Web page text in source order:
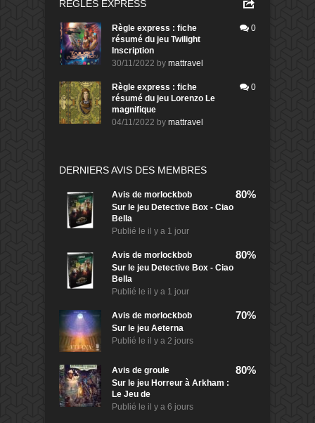
RÈGLES EXPRESS
Règle express : fiche
résumé du jeu Twilight
Inscription
30/11/2022 by mattravel
0
Règle express : fiche
résumé du jeu Lorenzo Le
magnifique
04/11/2022 by mattravel
0
DERNIERS AVIS DES MEMBRES
Avis de morlockbob
Sur le jeu Detective Box - Ciao
Bella
Publié le il y a 1 jour
80%
Avis de morlockbob
Sur le jeu Detective Box - Ciao
Bella
Publié le il y a 1 jour
80%
Avis de morlockbob
Sur le jeu Aeterna
Publié le il y a 2 jours
70%
Avis de groule
Sur le jeu Horreur à Arkham :
Le Jeu de
Publié le il y a 6 jours
80%